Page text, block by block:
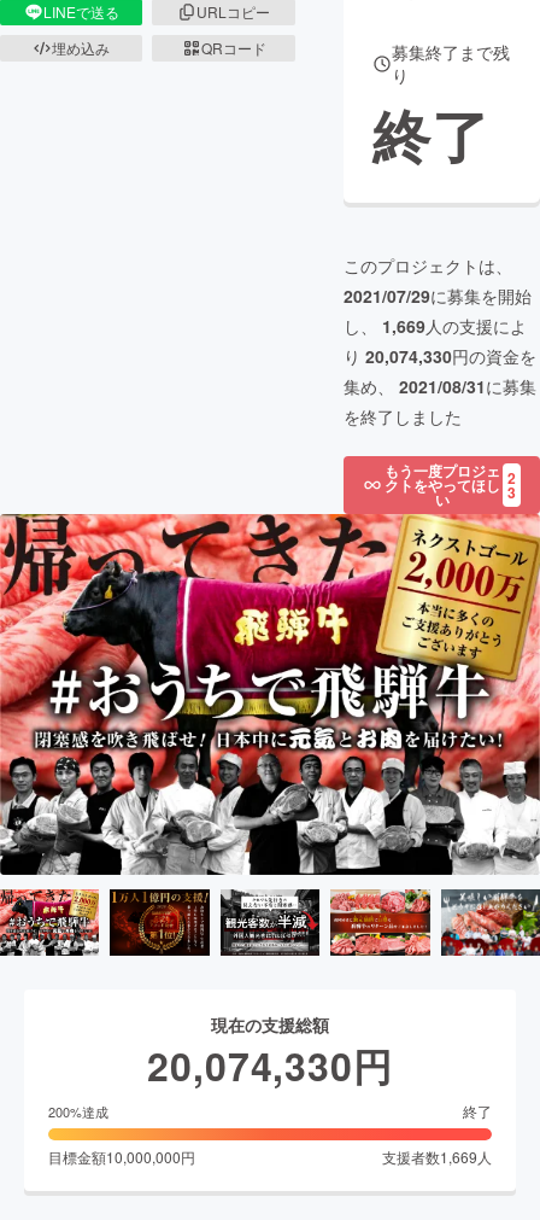
LINEで送る
URLコピー
埋め込み
QRコード
募集終了まで残
り
終了
このプロジェクトは、
2021/07/29に募集を開始
し、 1,669人の支援によ
り 20,074,330円の資金を
集め、 2021/08/31に募集
を終了しました
もう一度プロジェ
クトをやってほし
い
2
3
現在の支援総額
20,074,330円
200%達成 終了
目標金額10,000,000円 支援者数1,669 人